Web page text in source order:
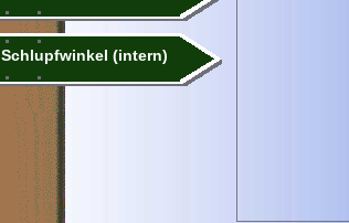
Schlupfwinkel (intern)